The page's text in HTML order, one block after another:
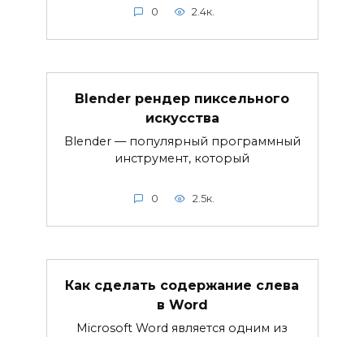
0 2.4к.
Blender рендер пиксельного
искусства
Blender — популярный программный
инструмент, который
0 2.5к.
Как сделать содержание слева
в Word
Microsoft Word является одним из